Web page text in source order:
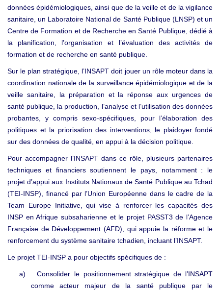
données épidémiologiques, ainsi que de la veille et de la vigilance
sanitaire, un Laboratoire National de Santé Publique (LNSP) et un
Centre de Formation et de Recherche en Santé Publique, dédié à
la planification, l’organisation et l’évaluation des activités de
formation et de recherche en santé publique.
Sur le plan stratégique, l’INSAPT doit jouer un rôle moteur dans la
coordination nationale de la surveillance épidémiologique et de la
veille sanitaire, la préparation et la réponse aux urgences de
santé publique, la production, l’analyse et l’utilisation des données
probantes, y compris sexo‑spécifiques, pour l’élaboration des
politiques et la priorisation des interventions, le plaidoyer fondé
sur des données de qualité, en appui à la décision politique.
Pour accompagner l’INSAPT dans ce rôle, plusieurs partenaires
techniques et financiers soutiennent le pays, notamment : le
projet d’appui aux Instituts Nationaux de Santé Publique au Tchad
(TEI‑INSP), financé par l’Union Européenne dans le cadre de la
Team Europe Initiative, qui vise à renforcer les capacités des
INSP en Afrique subsaharienne et le projet PASST3 de l’Agence
Française de Développement (AFD), qui appuie la réforme et le
renforcement du système sanitaire tchadien, incluant l’INSAPT.
Le projet TEI‑INSP a pour objectifs spécifiques de :
a)
Consolider le positionnement stratégique de l’INSAPT
comme acteur majeur de la santé publique par le